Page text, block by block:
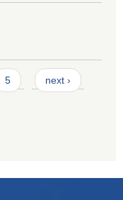
5 next ›